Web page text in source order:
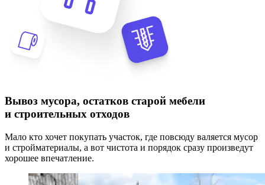
Вывоз мусора, остатков старой мебели
и строительных отходов
Мало кто хочет покупать участок, где повсюду валяется мусор
и стройматериалы, а вот чистота и порядок сразу произведут
хорошее впечатление.